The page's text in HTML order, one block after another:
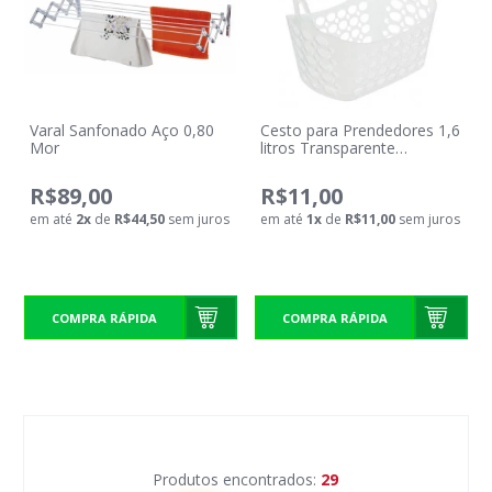
Varal Sanfonado Aço 0,80
Mor
R$89,00
em até 2x de R$44,50 sem juros
COMPRA RÁPIDA
Cesto para Prendedores 1,6
litros Transparente
R$11,00
em até1x de R$11,00 sem juros
COMPRA RÁPIDA
Produtos encontrados: 29